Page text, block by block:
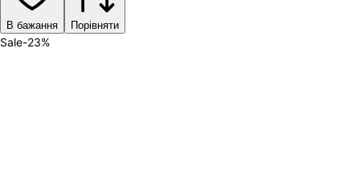
В бажання Порівняти
Sale-23%